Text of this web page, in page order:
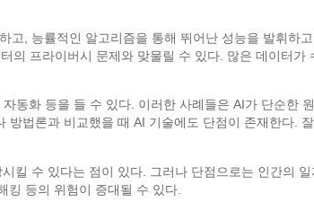
, 능률적인 알고리즘을 통해 뛰어난 성능을 발휘하
프라이버시 문제와 맞물릴 수 있다. 많은 데이터가
동화 등을 들 수 있다. 이러한 사례들은 AI가 단순한
법론과 비교했을 때 AI 기술에도 단점이 존재한다.
킬 수 있다는 점이 있다. 그러나 단점으로는 인간의
킹 등의 위험이 증대될 수 있다.